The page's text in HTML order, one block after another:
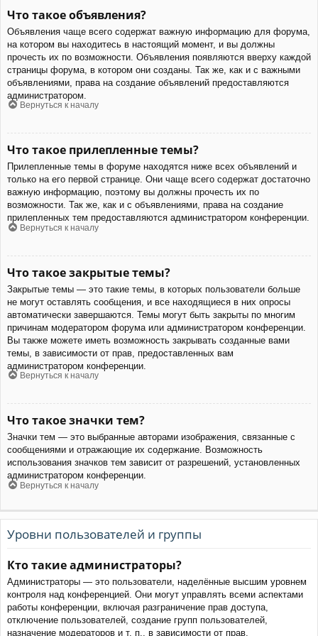
Что такое объявления?
Объявления чаще всего содержат важную информацию для форума,
на котором вы находитесь в настоящий момент, и вы должны
прочесть их по возможности. Объявления появляются вверху каждой
страницы форума, в котором они созданы. Так же, как и с важными
объявлениями, права на создание объявлений предоставляются
администратором.
Вернуться к началу
Что такое прилепленные темы?
Прилепленные темы в форуме находятся ниже всех объявлений и
только на его первой странице. Они чаще всего содержат достаточно
важную информацию, поэтому вы должны прочесть их по
возможности. Так же, как и с объявлениями, права на создание
прилепленных тем предоставляются администратором конференции.
Вернуться к началу
Что такое закрытые темы?
Закрытые темы — это такие темы, в которых пользователи больше
не могут оставлять сообщения, и все находящиеся в них опросы
автоматически завершаются. Темы могут быть закрыты по многим
причинам модератором форума или администратором конференции.
Вы также можете иметь возможность закрывать созданные вами
темы, в зависимости от прав, предоставленных вам
администратором конференции.
Вернуться к началу
Что такое значки тем?
Значки тем — это выбранные авторами изображения, связанные с
сообщениями и отражающие их содержание. Возможность
использования значков тем зависит от разрешений, установленных
администратором конференции.
Вернуться к началу
Уровни пользователей и группы
Кто такие администраторы?
Администраторы — это пользователи, наделённые высшим уровнем
контроля над конференцией. Они могут управлять всеми аспектами
работы конференции, включая разграничение прав доступа,
отключение пользователей, создание групп пользователей,
назначение модераторов и т. п., в зависимости от прав,